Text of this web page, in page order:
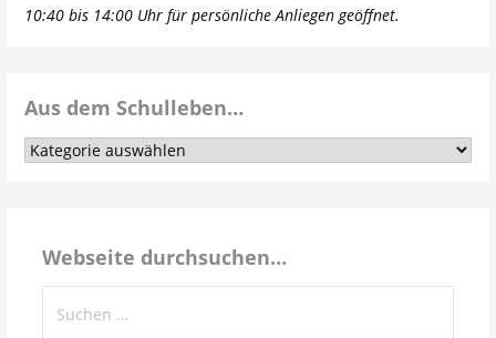
10:40 bis 14:00 Uhr für persönliche Anliegen geöffnet.
Aus dem Schulleben…
Aus
Webseite durchsuchen…
nach: